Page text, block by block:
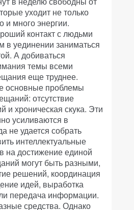
уходит не только
и много энергии.
контакт с людьми
в уединении заниматься
А добиваться
темы всеми
еще труднее.
основные проблемы
отсутствие
и хроническая скука. Эти
усиливаются в
не удается собрать
интеллектуальные
на достижение единой
могут быть разными,
решений, координация
идей, выработка
передача информации.
средства. Однако